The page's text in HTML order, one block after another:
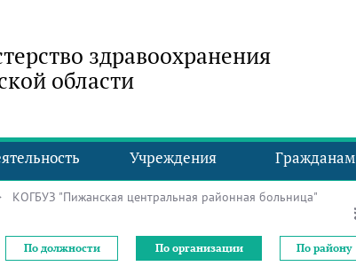
здравоохранения
области
Учреждения Гражданам
КОГБУЗ "Пижанская центральная районная больница"
По должности По организации По району